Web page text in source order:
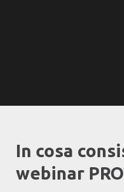
In cosa
webinar